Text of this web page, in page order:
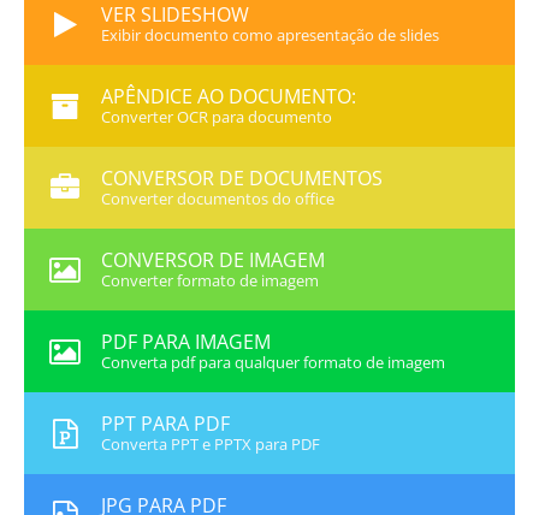
VER SLIDESHOW
Exibir documento como apresentação de slides
APÊNDICE AO DOCUMENTO:
Converter OCR para documento
CONVERSOR DE DOCUMENTOS
Converter documentos do office
CONVERSOR DE IMAGEM
Converter formato de imagem
PDF PARA IMAGEM
Converta pdf para qualquer formato de imagem
PPT PARA PDF
Converta PPT e PPTX para PDF
JPG PARA PDF